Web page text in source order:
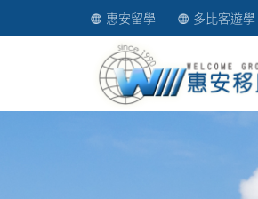
惠安留學 多比客遊學